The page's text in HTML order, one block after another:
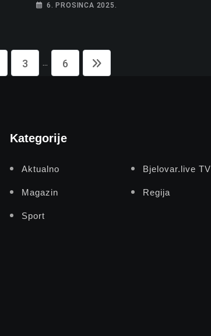
6. PROSINCA 2025.
3 ... 6
Kategorije
Aktualno Bjelovar.live TV
Magazin Regija
Sport